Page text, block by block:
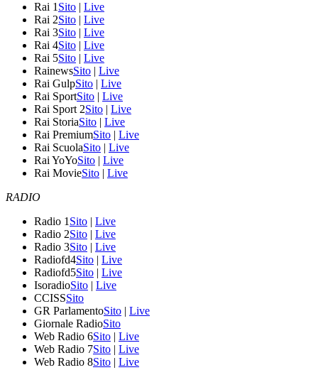
Rai 1 Sito | Live
Rai 2Sito | Live
Rai 3Sito | Live
Rai 4Sito | Live
Rai 5Sito | Live
RainewsSito | Live
Rai GulpSito | Live
Rai SportSito | Live
Rai Sport 2Sito | Live
Rai StoriaSito | Live
Rai PremiumSito | Live
Rai ScuolaSito | Live
Rai YoYoSito | Live
Rai MovieSito | Live
RADIO
Radio 1 Sito | Live
Radio 2Sito | Live
Radio 3Sito | Live
Radiofd4Sito | Live
Radiofd5Sito | Live
IsoradioSito | Live
CCISSSito
GR ParlamentoSito | Live
Giornale RadioSito
Web Radio 6Sito | Live
Web Radio 7Sito | Live
Web Radio 8Sito | Live